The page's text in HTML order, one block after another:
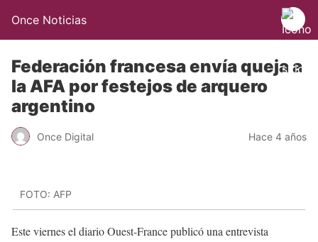
Once Noticias
Federación francesa envía queja a
la AFA por festejos de arquero
argentino
Once Digital Hace 4 años
FOTO: AFP
Este viernes el diario Ouest-France publicó una entrevista